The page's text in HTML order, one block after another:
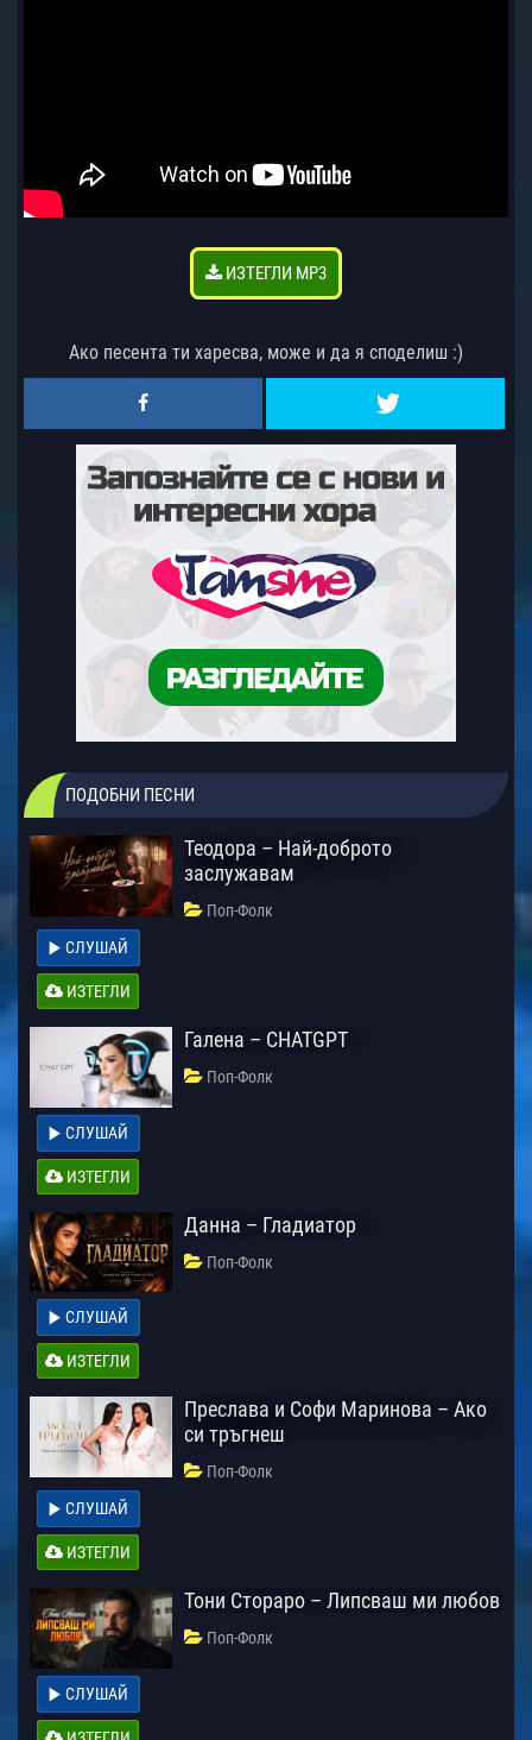
ИЗТЕГЛИ MP3
Ако песента ти харесва, може и да я споделиш :)
ПОДОБНИ ПЕСНИ
Теодора – Най-доброто
заслужавам
Поп-Фолк
СЛУШАЙ
ИЗТЕГЛИ
Галена – CHATGPT
Поп-Фолк
СЛУШАЙ
ИЗТЕГЛИ
Данна – Гладиатор
Поп-Фолк
СЛУШАЙ
ИЗТЕГЛИ
Преслава и Софи Маринова – Ако
си тръгнеш
Поп-Фолк
СЛУШАЙ
ИЗТЕГЛИ
Тони Стораро – Липсваш ми любов
Поп-Фолк
СЛУШАЙ